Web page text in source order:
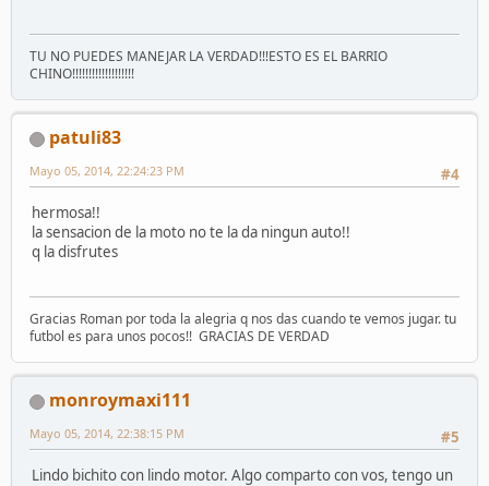
TU NO PUEDES MANEJAR LA VERDAD!!!ESTO ES EL BARRIO
CHINO!!!!!!!!!!!!!!!!!!!
patuli83
#4
Mayo 05, 2014, 22:24:23 PM
hermosa!!
la sensacion de la moto no te la da ningun auto!!
q la disfrutes
Gracias Roman por toda la alegria q nos das cuando te vemos jugar. tu
futbol es para unos pocos!! GRACIAS DE VERDAD
monroymaxi111
#5
Mayo 05, 2014, 22:38:15 PM
Lindo bichito con lindo motor. Algo comparto con vos, tengo un